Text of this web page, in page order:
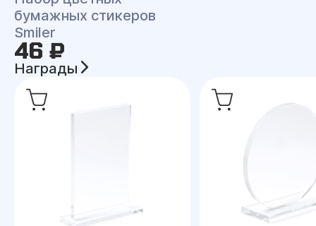
бумажных стикеров
Smiler
46 ₽
Награды